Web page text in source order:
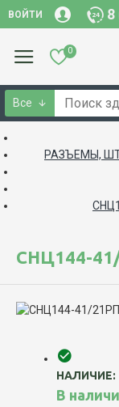
ВОЙТИ 8
0
Все
РАЗЪЕМЫ,
СНЦ144-
НАЛИЧИЕ:
В